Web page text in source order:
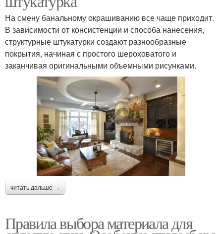
На смену банальному окрашиванию все чаще приходит.
В зависимости от консистенции и способа нанесения,
структурные штукатурки создают разнообразные
покрытия, начиная с простого шероховатого и
заканчивая оригинальными объемными рисунками.
читать дальше →
Правила выбора материала для